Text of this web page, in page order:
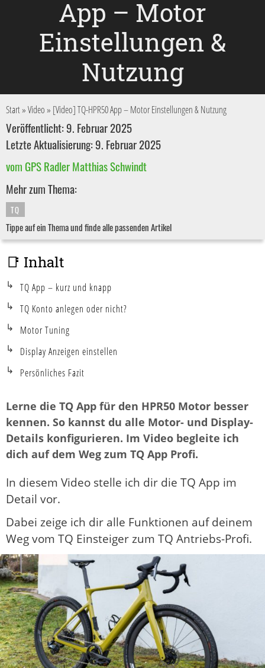
App – Motor
Einstellungen &
Nutzung
Start»Video» [Video] TQ-HPR50 App – Motor Einstellungen & Nutzung
Veröffentlicht: 9. Februar 2025
Letzte Aktualisierung: 9. Februar 2025
vom GPS Radler Matthias Schwindt
Mehr zum Thema:
TQ
Tippe auf ein Thema und finde alle passenden Artikel
Lerne die TQ App für den HPR50 Motor besser
kennen. So kannst du alle Motor- und Display-
Details konfigurieren. Im Video begleite ich
dich auf dem Weg zum TQ App Profi.
In diesem Video stelle ich dir die TQ App im
Detail vor.
Dabei zeige ich dir alle Funktionen auf deinem
Weg vom TQ Einsteiger zum TQ Antriebs-Profi.
📑 Inhalt
TQ App – kurz und knapp
TQ Konto anlegen oder nicht?
Motor Tuning
Display Anzeigen einstellen
Persönliches Fazit